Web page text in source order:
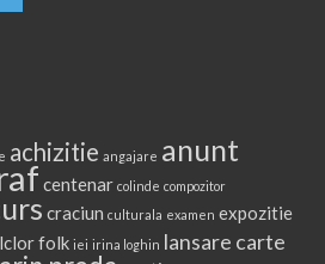
achizitie angajare anunt
centenar colinde compozitor
craciun culturala examen expozitie
folk iei irina loghin lansare carte